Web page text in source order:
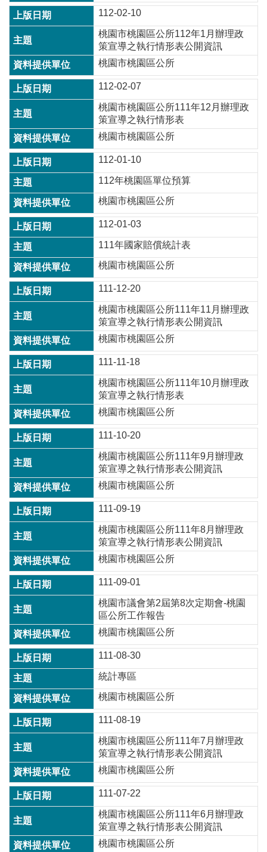
常
見
題
桃
園
市
府
E
n
l
s
h
隱
私
權
政
策
政
府
站
資
料
開
放
告
網
站
安
政
策
112-02-10
桃園市桃園區公所112年1月辦理政
策宣導之執行情形表公開資訊
桃園市桃園區公所
112-02-07
桃園市桃園區公所111年12月辦理政
策宣導之執行情形表
桃園市桃園區公所
112-01-10
112年桃園區單位預算
桃園市桃園區公所
112-01-03
111年國家賠償統計表
桃園市桃園區公所
111-12-20
桃園市桃園區公所111年11月辦理政
策宣導之執行情形表公開資訊
桃園市桃園區公所
111-11-18
桃園市桃園區公所111年10月辦理政
策宣導之執行情形表
桃園市桃園區公所
111-10-20
桃園市桃園區公所111年9月辦理政
策宣導之執行情形表公開資訊
桃園市桃園區公所
111-09-19
桃園市桃園區公所111年8月辦理政
策宣導之執行情形表公開資訊
桃園市桃園區公所
111-09-01
桃園市議會第2屆第8次定期會-桃園
區公所工作報告
桃園市桃園區公所
111-08-30
統計專區
桃園市桃園區公所
111-08-19
桃園市桃園區公所111年7月辦理政
策宣導之執行情形表公開資訊
桃園市桃園區公所
111-07-22
桃園市桃園區公所111年6月辦理政
策宣導之執行情形表公開資訊
桃園市桃園區公所